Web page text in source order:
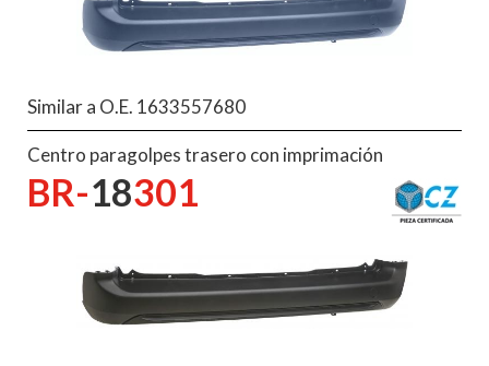
Similar a O.E. 1633557680
Centro paragolpes trasero con imprimación
BR-18301